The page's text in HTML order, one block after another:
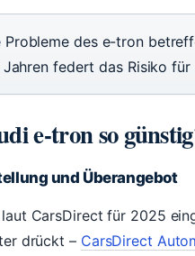
Probleme des e-tron
federt das Risiko für
e-tron so
und Überangebot
CarsDirect für 2025
drückt – CarsDirect